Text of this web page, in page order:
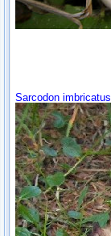
Sarcodon imbricatus